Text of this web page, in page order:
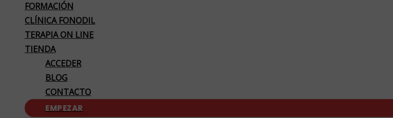
FORMACIÓN
CLÍNICA FONODIL
TERAPIA ON LINE
TIENDA
ACCEDER
BLOG
CONTACTO
EMPEZAR